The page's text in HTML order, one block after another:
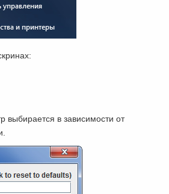
выбирается в зависимости от